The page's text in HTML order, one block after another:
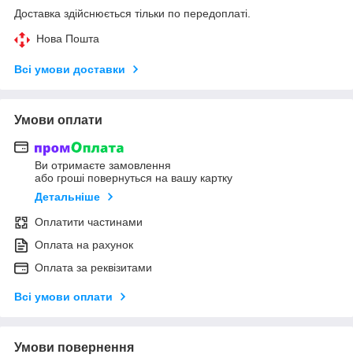
Доставка здійснюється тільки по передоплаті.
Нова Пошта
Всі умови доставки
Умови оплати
Ви отримаєте замовлення
або гроші повернуться на вашу картку
Детальніше
Оплатити частинами
Оплата на рахунок
Оплата за реквізитами
Всі умови оплати
Умови повернення